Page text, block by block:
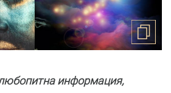
информация,